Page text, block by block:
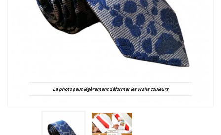
La photo peut légèrement déformer les vraies couleurs